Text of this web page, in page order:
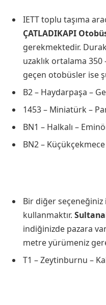
IETT toplu taşıma
ÇATLADIKAPI
gerekmektedir.
uzaklık ortalama
geçen otobüsler ise
B2 – Haydarpaşa –
1453 – Miniatürk –
BN1 – Halkalı –
BN2 –
Bir diğer seçeneğiniz
kullanmaktır.
indiğinizde pazara
metre yürümeniz
T1 – Zeytinburnu –